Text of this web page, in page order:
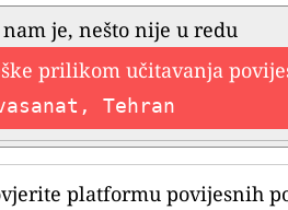
nam je, nešto nije u redu
prilikom učitavanja
Tehran
platformu povijesnih